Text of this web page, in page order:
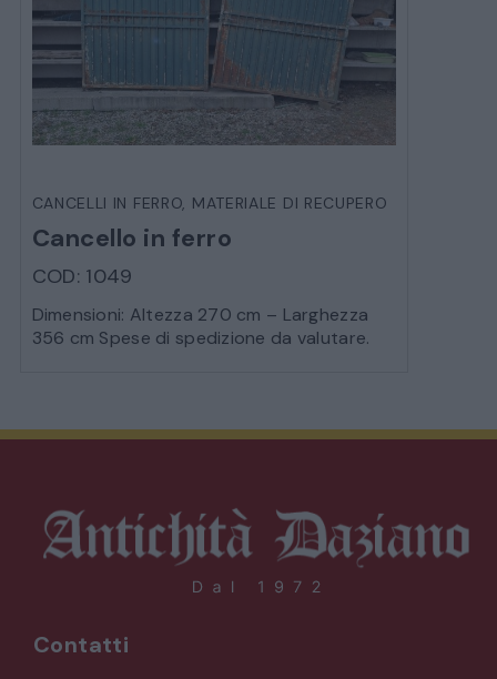
CANCELLI IN FERRO, MATERIALE DI RECUPERO
Cancello in ferro
COD: 1049
Dimensioni: Altezza 270 cm – Larghezza
356 cm Spese di spedizione da valutare.
Contatti